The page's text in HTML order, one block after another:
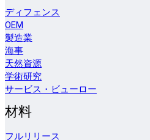
ディフェンス
OEM
製造業
海事
天然資源
学術研究
サービス・ビューロー
材料
フルリリース